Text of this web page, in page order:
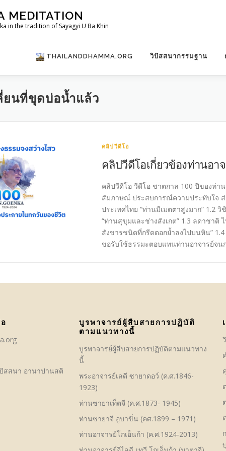
MEDITATION
in the tradition of Sayagyi U Ba Khin
THAILANDDHAMMA.ORG วิปัสสนากรรมฐาน
ยนที่ขุดบ่อน้ำแล้ว
คลิปวีดีโอ
คลิปวีดีโอเกี่ยวข้องท่านอา
คลิปวีดีโอ วีดีโอ ชาตกาล 100 ปีของท่า
สัมภาษณ์ ประสบการณ์ความประทับใจ
ประเทศไทย “ท่านมีเมตตาสูงมาก” 1.2
“ท่านสุขุมและช่างสังเกต” 1.3 ลดาชาติ
สังขารชนิดที่กรีดตอกย้ำลงไปบนหิน”
ขอรับใช้ธรรมะตอบแทนท่านอาจารย์จน
สสนา อานาปานสติ
บูรพาจารย์ผู้สืบสายการปฏิบัติ
ตามแนวทางนี้
บูรพาจารย์ผู้สืบสายการปฏิบัติตามแนวทาง
นี้
พระอาจารย์เลดี ซายาดอว์ (ค.ศ.1846-
1923)
ท่านซายาเท็ตจี (ค.ศ.1873- 1945)
ท่านซายาจี อูบาขิ่น (คศ.1899 – 1971)
ท่านอาจารย์โกเอ็นก้า (ค.ศ.1924-2013)